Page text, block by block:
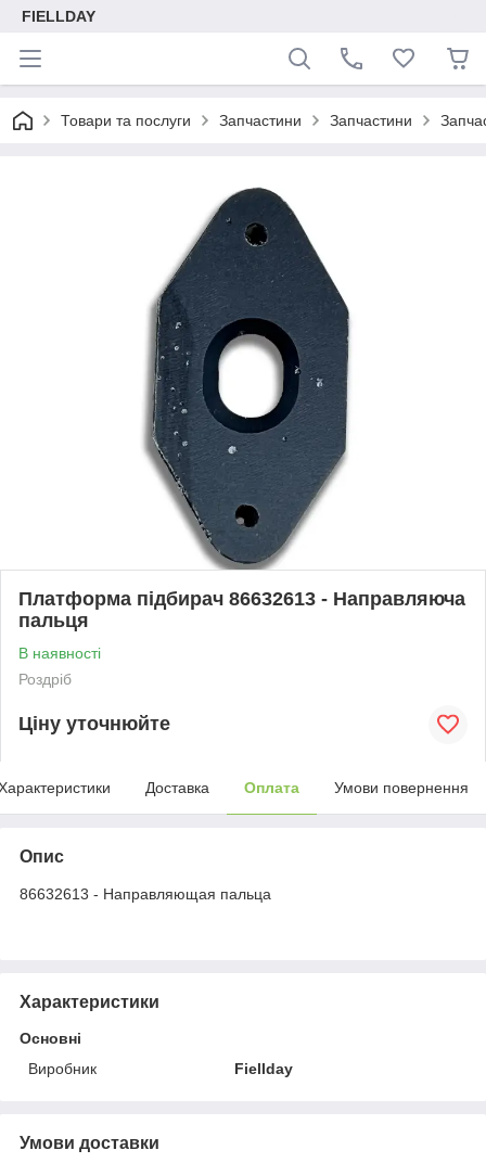
FIELLDAY
Товари та послуги Запчастини Запчастини
Платформа підбирач 86632613 - Направляюча
пальця
В наявності
Роздріб
Ціну уточнюйте
Доставка Оплата Умови повернення
Опис
86632613 - Направляющая пальца
Характеристики
Основні
Виробник
Fiellday
Умови доставки